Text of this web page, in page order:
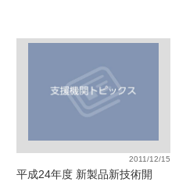
2011/12/15
平成24年度 新製品新技術開